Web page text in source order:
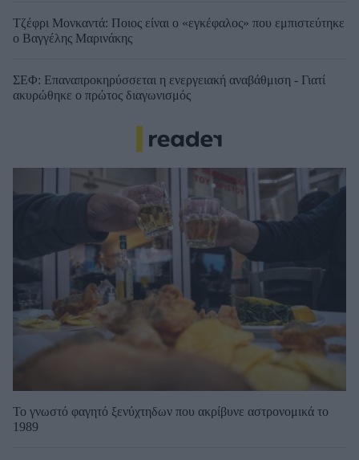
Τζέφρι Μονκαντά: Ποιος είναι ο «εγκέφαλος» που εμπιστεύτηκε
ο Βαγγέλης Μαρινάκης
ΣΕΦ: Επαναπροκηρύσσεται η ενεργειακή αναβάθμιση - Γιατί
ακυρώθηκε ο πρώτος διαγωνισμός
Το γνωστό φαγητό ξενύχτηδων που ακρίβυνε αστρονομικά το
1989